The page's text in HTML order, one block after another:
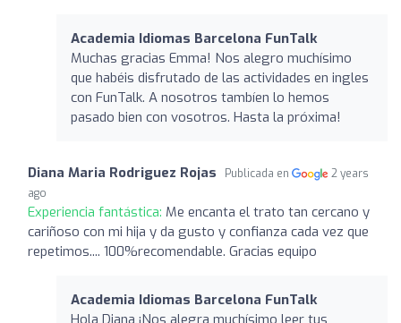
Academia Idiomas Barcelona FunTalk
Muchas gracias Emma! Nos alegro muchísimo
que habéis disfrutado de las actividades en ingles
con FunTalk. A nosotros tambíen lo hemos
pasado bien con vosotros. Hasta la próxima!
Diana Maria Rodriguez Rojas Publicada en
2 years
ago
Experiencia fantástica: Me encanta el trato tan cercano y
cariñoso con mi hija y da gusto y confianza cada vez que
repetimos.... 100%recomendable. Gracias equipo
Academia Idiomas Barcelona FunTalk
Hola Diana,¡Nos alegra muchísimo leer tus